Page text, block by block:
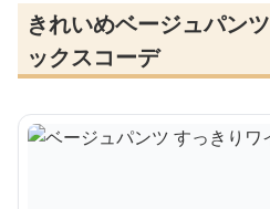
きれいめベージュパン
ックスコーデ